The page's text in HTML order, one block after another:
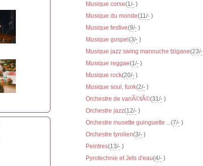
Musique corse(1/- )
Musique du monde(11/- )
Musique festive(9/- )
Musique gospel (3/- )
Musique jazz swing manouche tzigane(23/-
Musique reggae(1/- )
Musique rock(20/- )
Musique soul, funk(2/- )
Orchestre de variÃ©tÃ©(31/- )
Orchestre jazz(12/- )
Orchestre musette guinguette ...(7/- )
Orchestre tyrolien(3/- )
Peintres(13/- )
Pyrotechnie et Jets d'eau(4/- )